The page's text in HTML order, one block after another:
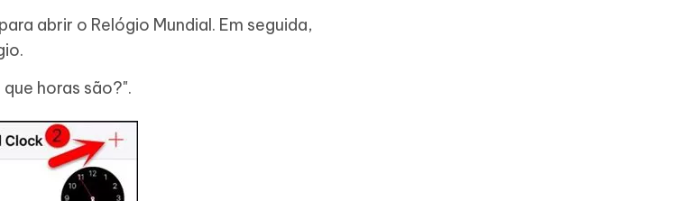
abrir o Relógio Mundial. Em seguida,
horas são?".